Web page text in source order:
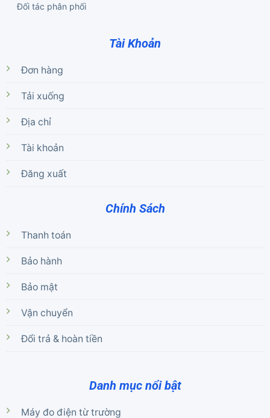
Đối tác phân phối
Tài Khoản
Đơn hàng
Tải xuống
Địa chỉ
Tài khoản
Đăng xuất
Chính Sách
Thanh toán
Bảo hành
Bảo mật
Vận chuyển
Đổi trả & hoàn tiền
Danh mục nổi bật
Máy đo điện từ trường